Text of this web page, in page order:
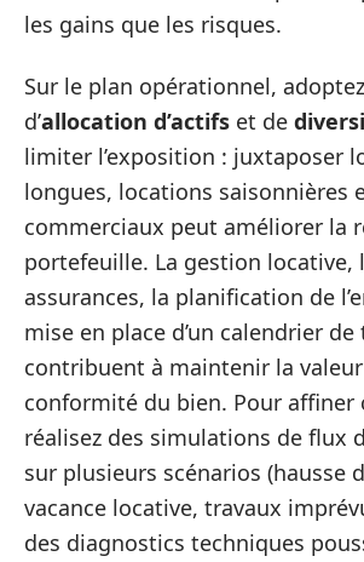
les gains que les risques.
Sur le plan opérationnel,
d’allocation d’actifs et de
limiter l’exposition : juxtaposer
longues, locations saisonnières
commerciaux peut améliorer la
portefeuille. La gestion locative,
assurances, la planification de
mise en place d’un calendrier de
contribuent à maintenir la
conformité du bien. Pour affiner
réalisez des simulations de flux
sur plusieurs scénarios (hausse
vacance locative, travaux
des diagnostics techniques